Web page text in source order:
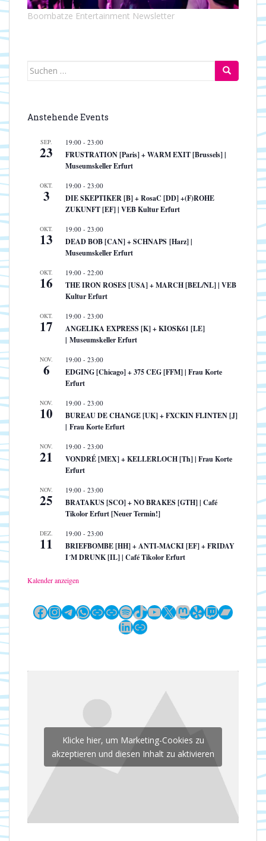
Boombatze Entertainment Newsletter
Suchen
Anstehende Events
SEP.
23
19:00 - 23:00
FRUSTRATION [Paris] + WARM EXIT [Brussels] |
Museumskeller Erfurt
OKT.
3
19:00 - 23:00
DIE SKEPTIKER [B] + RosaC [DD] +(F)ROHE
ZUKUNFT [EF] | VEB Kultur Erfurt
OKT.
13
19:00 - 23:00
DEAD BOB [CAN] + SCHNAPS [Harz] |
Museumskeller Erfurt
OKT.
16
19:00 - 22:00
THE IRON ROSES [USA] + MARCH [BEL/NL] | VEB
Kultur Erfurt
OKT.
17
19:00 - 23:00
ANGELIKA EXPRESS [K] + KIOSK61 [LE]
| Museumskeller Erfurt
NOV.
6
19:00 - 23:00
EDGING [Chicago] + 375 CEG [FFM] | Frau Korte
Erfurt
NOV.
10
19:00 - 23:00
BUREAU DE CHANGE [UK] + FXCKIN FLINTEN [J]
| Frau Korte Erfurt
NOV.
21
19:00 - 23:00
VONDRÉ [MEX] + KELLERLOCH [Th] | Frau Korte
Erfurt
NOV.
25
19:00 - 23:00
BRATAKUS [SCO] + NO BRAKES [GTH] | Café
Tikolor Erfurt [Neuer Termin!]
DEZ.
11
19:00 - 23:00
BRIEFBOMBE [HH] + ANTI-MACKI [EF] + FRIDAY
I´M DRUNK [IL] | Café Tikolor Erfurt
Kalender anzeigen
Facebook
Instagram
Telegram
WhatsApp
LinkLinkSpotify
TikTok
YouTube
X Mastodon
YelpTwitch
LinkedIn
Link
Klicke hier, um Marketing-Cookies zu
akzeptieren und diesen Inhalt zu aktivieren